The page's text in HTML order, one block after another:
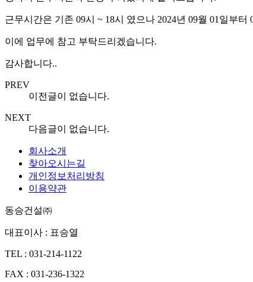
근무시간은 기존 09시 ~ 18시 였으나 2024년 09월 01일부
이에 업무에 참고 부탁드리겠습니다.
감사합니다..
PREV
이전글이 없습니다.
NEXT
다음글이 없습니다.
회사소개
찾아오시는길
개인정보처리방침
이용약관
동승건설㈜
대표이사 : 표승열
TEL : 031-214-1122
FAX : 031-236-1322